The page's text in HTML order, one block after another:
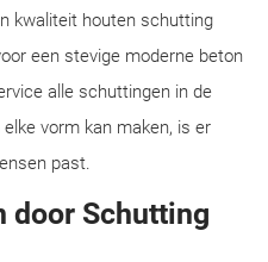
kwaliteit houten schutting
een stevige moderne beton
alle schuttingen in de
vorm kan maken, is er
past.
door Schutting